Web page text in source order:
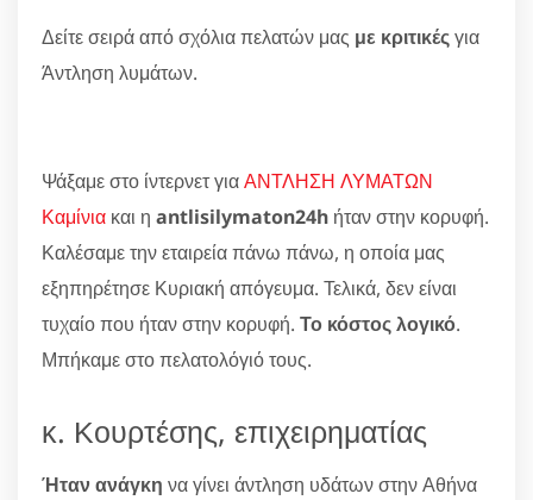
Δείτε σειρά από σχόλια πελατών μας με κριτικέςγια
Άντληση λυμάτων.
Ψάξαμε στο ίντερνετ γιαΑΝΤΛΗΣΗ ΛΥΜΑΤΩΝ
Καμίνια και η antlisilymaton24h ήταν στην κορυφή.
Καλέσαμε την εταιρεία πάνω πάνω, η οποία μας
εξηπηρέτησε Κυριακή απόγευμα. Τελικά, δεν είναι
τυχαίο που ήταν στην κορυφή. Το κόστος λογικό.
Μπήκαμε στο πελατολόγιό τους.
κ. Κουρτέσης, επιχειρηματίας
Ήταν ανάγκη να γίνει άντληση υδάτων στην Αθήνα